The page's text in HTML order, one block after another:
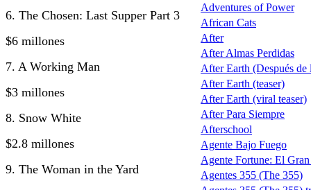
6. The Chosen: Last Supper Part 3
$6 millones
7. A Working Man
$3 millones
8. Snow White
$2.8 millones
9. The Woman in the Yard
Adventures of Power
African Cats
After
After Almas Perdidas
After Earth (Después de
After Earth (teaser)
After Earth (viral teaser)
After Para Siempre
Afterschool
Agente Bajo Fuego
Agente Fortune: El
Agentes 355 (The 355)